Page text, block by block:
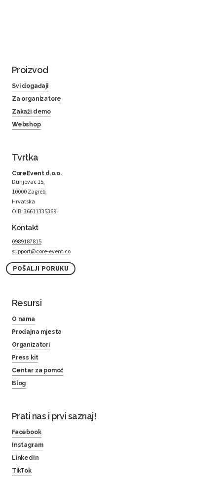
Proizvod
Svi događaji
Za organizatore
Zakaži demo
Webshop
Tvrtka
CoreEvent d.o.o.
Dunjevac 15,
10000 Zagreb,
Hrvatska
OIB: 36611335369
Kontakt
0989187815
support@core-event.co
POŠALJI PORUKU
Resursi
O nama
Prodajna mjesta
Organizatori
Press kit
Centar za pomoć
Blog
Prati nas i prvi saznaj!
Facebook
Instagram
LinkedIn
TikTok